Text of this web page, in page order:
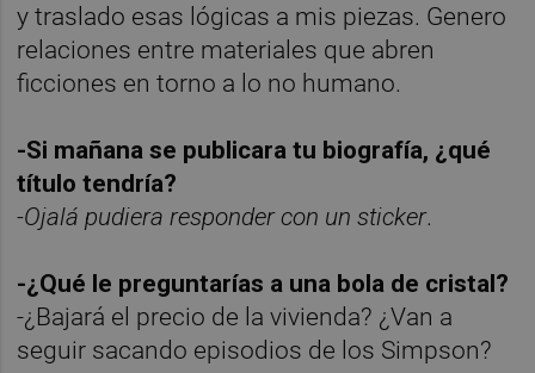
y traslado esas lógicas a mis piezas. Genero
relaciones entre materiales que abren
ficciones en torno a lo no humano.
-Si mañana se publicara tu biografía, ¿qué
título tendría?
-Ojalá pudiera responder con un sticker.
-¿Qué le preguntarías a una bola de cristal?
-¿Bajará el precio de la vivienda? ¿Van a
seguir sacando episodios de los Simpson?